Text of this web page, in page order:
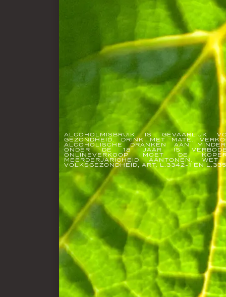
ALCOHOLMISBRUIK IS GEVAARLIJK
GEZONDHEID. DRINK MET MATE.
ALCOHOLISCHE DRANKEN AAN
ONDER DE 18 JAAR IS
ONLINEVERKOOP MOET DE
MEERDERJARIGHEID AANTONEN.
VOLKSGEZONDHEID, ART. L.3342-1 EN